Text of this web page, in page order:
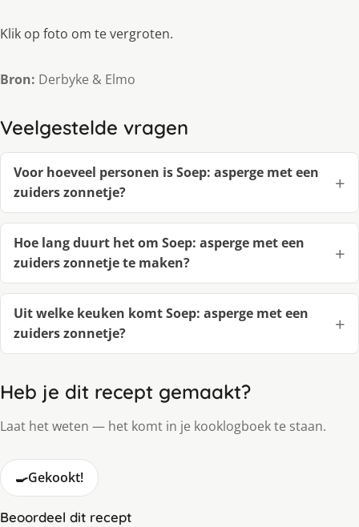
Klik op foto om te vergroten.
Bron: Derbyke & Elmo
Veelgestelde vragen
Voor hoeveel personen is Soep: asperge met een
zuiders zonnetje?
Hoe lang duurt het om Soep: asperge met een
zuiders zonnetje te maken?
Uit welke keuken komt Soep: asperge met een
zuiders zonnetje?
Heb je dit recept gemaakt?
Laat het weten — het komt in je kooklogboek te staan.
🍳Gekookt!
Beoordeel dit recept